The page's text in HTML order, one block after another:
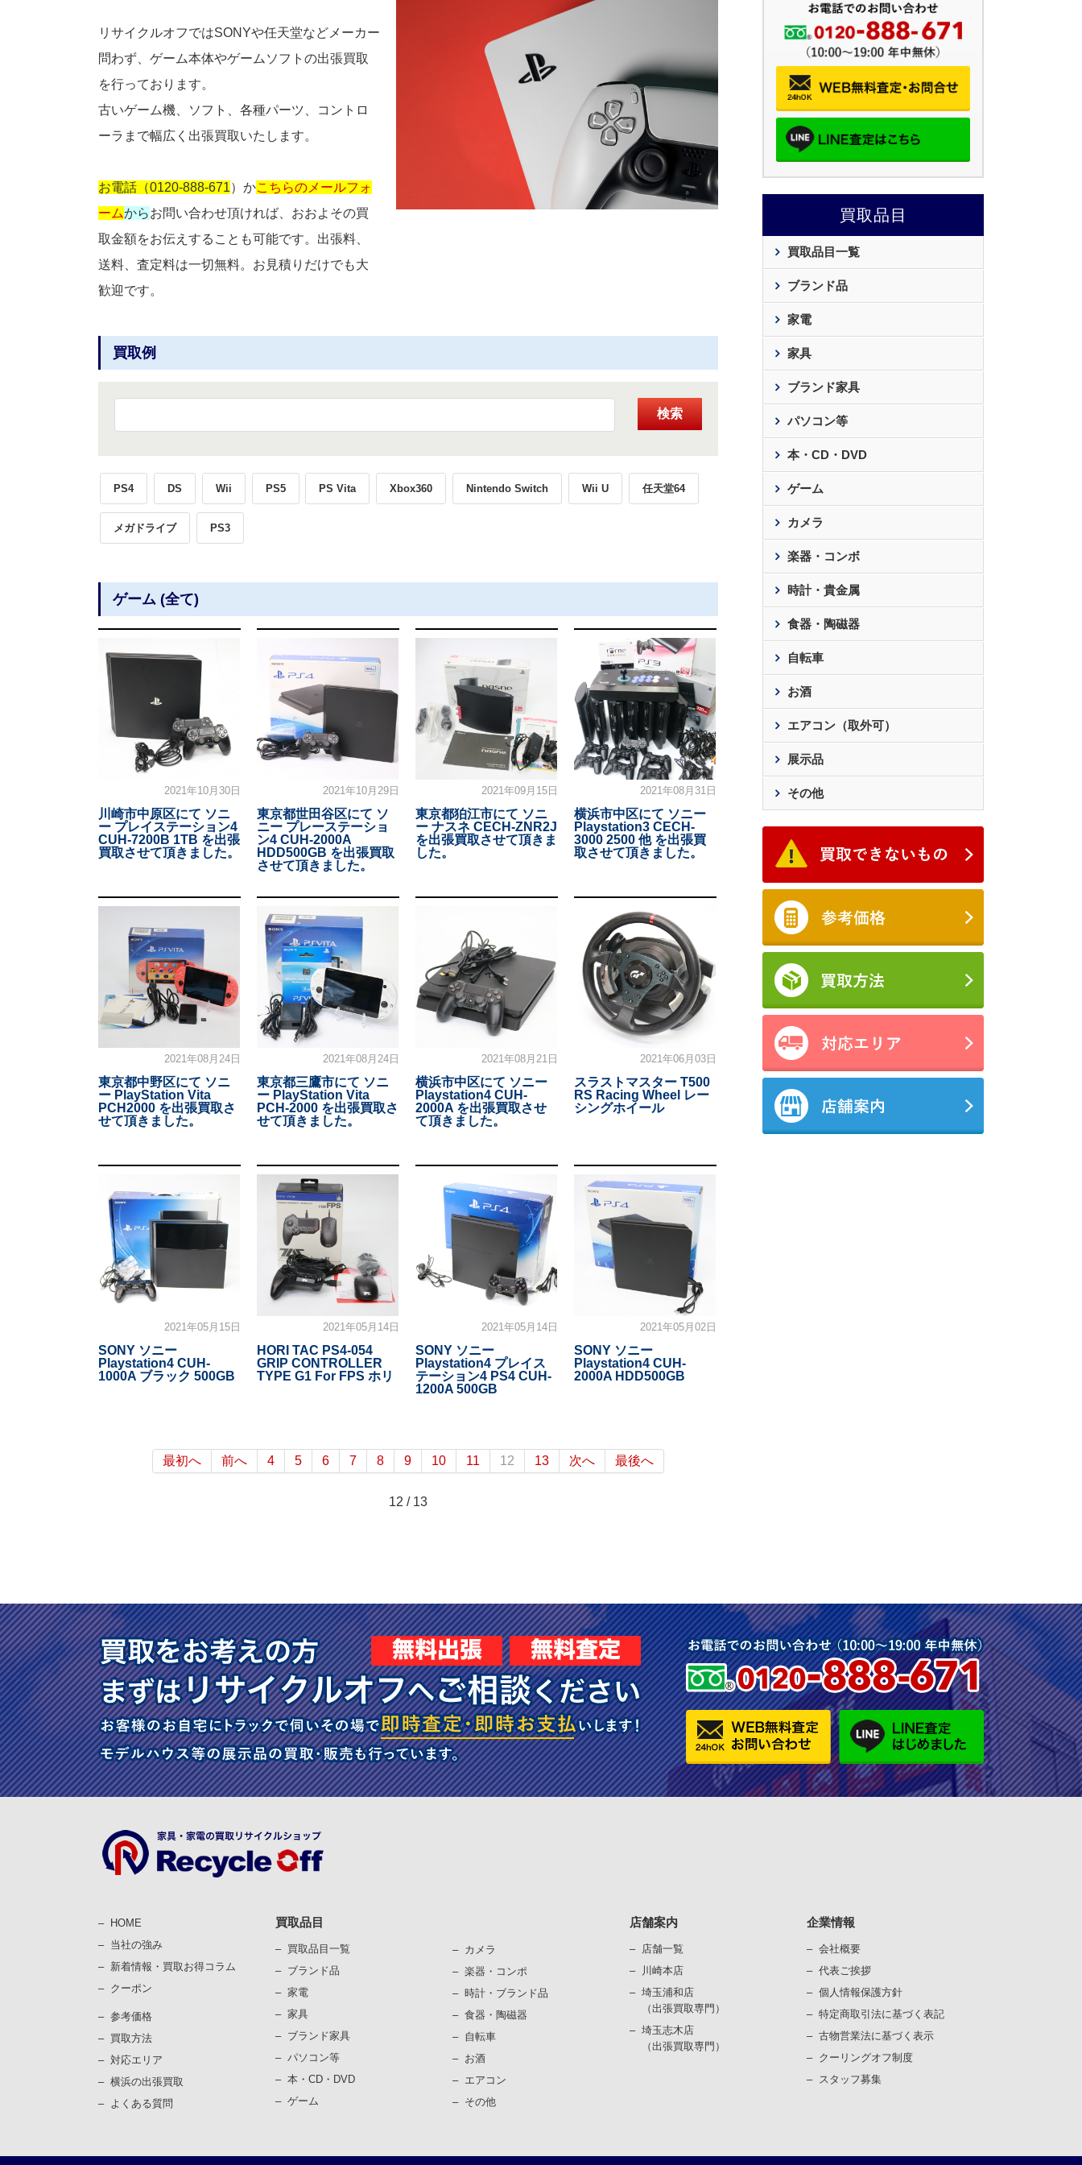
リサイクルオフではSONYや任天堂などメーカー
問わず、ゲーム本体やゲームソフトの出張買取
を行っております。
古いゲーム機、ソフト、各種パーツ、コントロ
ーラまで幅広く出張買取いたします。
お電話（0120-888-671）かこちらのメールフォ
ームからお問い合わせ頂ければ、おおよその買
取金額をお伝えすることも可能です。出張料、
送料、査定料は一切無料。お見積りだけでも大
歓迎です。
買取例
検索
PS4 DS Wii PS5 PS Vita Xbox360 Nintendo Switch Wii U 任天堂64
メガドライブ PS3
ゲーム (全て)
2021年10月30日
川崎市中原区にて ソニ
ー プレイステーション4
CUH-7200B 1TB を出張
買取させて頂きました。
2021年10月29日
東京都世田谷区にて ソ
ニー プレーステーショ
ン4 CUH-2000A
HDD500GB を出張買取
させて頂きました。
2021年09月15日
東京都狛江市にて ソニ
ー ナスネ CECH-ZNR2J
を出張買取させて頂きま
した。
2021年08月31日
横浜市中区にて ソニー
Playstation3 CECH-
3000 2500 他 を出張買
取させて頂きました。
2021年08月24日
東京都中野区にて ソニ
ー PlayStation Vita
PCH2000 を出張買取さ
せて頂きました。
2021年08月24日
東京都三鷹市にて ソニ
ー PlayStation Vita
PCH-2000 を出張買取さ
せて頂きました。
2021年08月21日
横浜市中区にて ソニー
Playstation4 CUH-
2000A を出張買取させ
て頂きました。
2021年06月03日
スラストマスター T500
RS Racing Wheel レー
シングホイール
2021年05月15日
SONY ソニー
Playstation4 CUH-
1000A ブラック 500GB
2021年05月14日
HORI TAC PS4-054
GRIP CONTROLLER
TYPE G1 For FPS ホリ
2021年05月14日
SONY ソニー
Playstation4 プレイス
テーション4 PS4 CUH-
1200A 500GB
2021年05月02日
SONY ソニー
Playstation4 CUH-
2000A HDD500GB
最初へ 前へ 4 5 6 7 8 9 10 11 12 13 次へ 最後へ
12 / 13
買取品目
買取品目一覧
ブランド品
家電
家具
ブランド家具
パソコン等
本・CD・DVD
ゲーム
カメラ
楽器・コンボ
時計・貴金属
食器・陶磁器
自転車
お酒
エアコン（取外可）
展示品
その他
HOME
当社の強み
新着情報・買取お得コラム
クーポン
参考価格
買取⽅法
対応エリア
横浜の出張買取
よくある質問
買取品目
買取品目一覧
ブランド品
家電
家具
ブランド家具
パソコン等
本・CD・DVD
ゲーム
カメラ
楽器・コンポ
時計・ブランド品
⾷器・陶磁器
⾃転⾞
お酒
エアコン
その他
店舗案内
店舗一覧
川崎本店
埼玉浦和店
（出張買取専門）
埼玉志木店
（出張買取専門）
企業情報
会社概要
代表ご挨拶
個⼈情報保護⽅針
特定商取引法に基づく表記
古物営業法に基づく表⽰
クーリングオフ制度
スタッフ募集